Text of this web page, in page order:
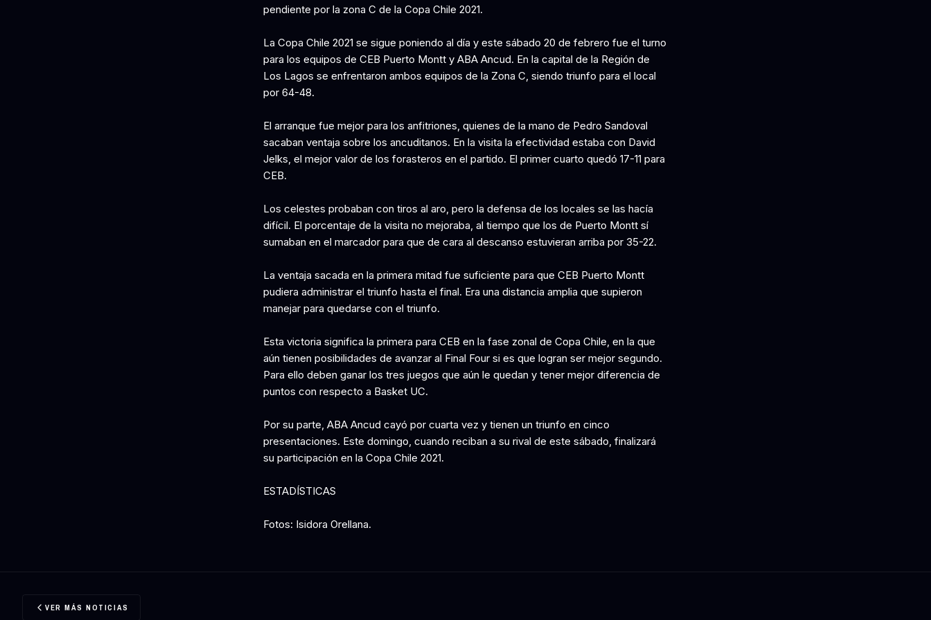
pendiente por la zona C de la Copa Chile 2021.
La Copa Chile 2021 se sigue poniendo al día y este sábado 20 de febrero fue el turno
para los equipos de CEB Puerto Montt y ABA Ancud. En la capital de la Región de
Los Lagos se enfrentaron ambos equipos de la Zona C, siendo triunfo para el local
por 64-48.
El arranque fue mejor para los anfitriones, quienes de la mano de Pedro Sandoval
sacaban ventaja sobre los ancuditanos. En la visita la efectividad estaba con David
Jelks, el mejor valor de los forasteros en el partido. El primer cuarto quedó 17-11 para
CEB.
Los celestes probaban con tiros al aro, pero la defensa de los locales se las hacía
difícil. El porcentaje de la visita no mejoraba, al tiempo que los de Puerto Montt sí
sumaban en el marcador para que de cara al descanso estuvieran arriba por 35-22.
La ventaja sacada en la primera mitad fue suficiente para que CEB Puerto Montt
pudiera administrar el triunfo hasta el final. Era una distancia amplia que supieron
manejar para quedarse con el triunfo.
Esta victoria significa la primera para CEB en la fase zonal de Copa Chile, en la que
aún tienen posibilidades de avanzar al Final Four si es que logran ser mejor segundo.
Para ello deben ganar los tres juegos que aún le quedan y tener mejor diferencia de
puntos con respecto a Basket UC.
Por su parte, ABA Ancud cayó por cuarta vez y tienen un triunfo en cinco
presentaciones. Este domingo, cuando reciban a su rival de este sábado, finalizará
su participación en la Copa Chile 2021.
ESTADÍSTICAS
Fotos: Isidora Orellana.
VER MÁS NOTICIAS